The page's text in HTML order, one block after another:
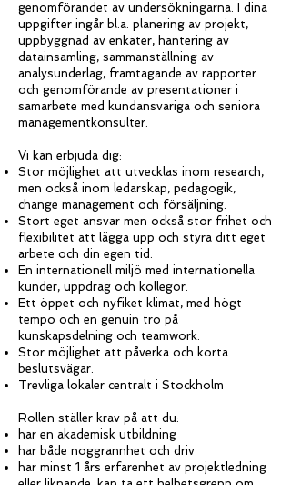
genomförandet av undersökningarna. I dina
uppgifter ingår bl.a. planering av projekt,
uppbyggnad av enkäter, hantering av
datainsamling, sammanställning av
analysunderlag, framtagande av rapporter
och genomförande av presentationer i
samarbete med kundansvariga och seniora
managementkonsulter.
Vi kan erbjuda dig:
Stor möjlighet att utvecklas inom research,
men också inom ledarskap, pedagogik,
change management och försäljning.
Stort eget ansvar men också stor frihet och
flexibilitet att lägga upp och styra ditt eget
arbete och din egen tid.
En internationell miljö med internationella
kunder, uppdrag och kollegor.
Ett öppet och nyfiket klimat, med högt
tempo och en genuin tro på
kunskapsdelning och teamwork.
Stor möjlighet att påverka och korta
beslutsvägar.
Trevliga lokaler centralt i Stockholm
Rollen ställer krav på att du:
har en akademisk utbildning
har både noggrannhet och driv
har minst 1 års erfarenhet av projektledning